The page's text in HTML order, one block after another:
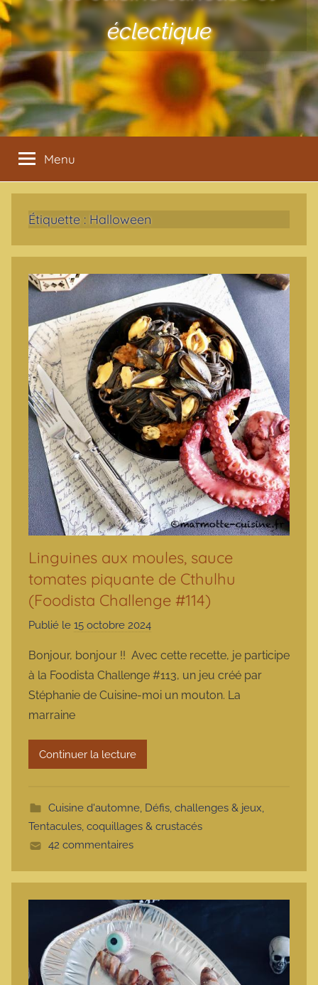
éclectique
Menu
Étiquette : Halloween
Linguines aux moules, sauce
tomates piquante de Cthulhu
(Foodista Challenge #114)
Publié le 15 octobre 2024
r
m
a
e
Bonjour, bonjour !! Avec cette recette, je participe
à la Foodista Challenge #113, un jeu créé par
Stéphanie de Cuisine-moi un mouton. La
marraine
Continuer la lecture
Cuisine d'automne, Défis, challenges & jeux,
Tentacules, coquillages & crustacés
42 commentaires